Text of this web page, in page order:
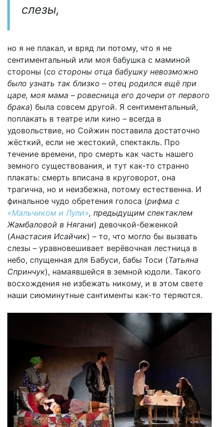
слезы,
но я не плакал, и вряд ли потому, что я не
сентиментальный или моя бабушка с маминой
стороны (со стороны отца бабушку невозможно
было узнать так близко – отец родился ещё при
царе, моя мама – ровесница его дочери от первого
брака) была совсем другой. Я сентиментальный,
поплакать в театре или кино – всегда в
удовольствие, но Сойжин поставила достаточно
жёсткий, если не жестокий, спектакль. Про
течение времени, про смерть как часть нашего
земного существования, и тут как-то странно
плакать: смерть вписана в круговорот, она
трагична, но и неизбежна, потому естественна. И
финальное чудо обретения голоса (рифма с
«Мальчиком и Лули», предыдущим спектаклем
Жамбаловой в Нягани) девочкой-беженкой
(Анастасия Исайчик) – то, что могло бы вызвать
слезы – уравновешивает верёвочная лестница в
небо, спущенная для Бабуси, бабы Тоси (Татьяна
Спринчук), намаявшейся в земной юдоли. Такого
восхождения не избежать никому, и в этом свете
наши сиюминутные сантименты как-то теряются.